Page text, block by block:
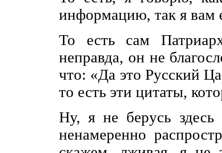
информацию, так я вам
То есть сам
неправда, он не
что: «Да это Русский
то есть эти цитаты,
Ну, я не берусь здесь
ненамеренно